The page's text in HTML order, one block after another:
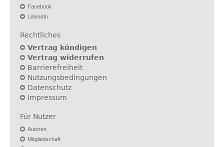
Facebook
LinkedIn
Rechtliches
Vertrag kündigen
Vertrag widerrufen
Barrierefreiheit
Nutzungsbedingungen
Datenschutz
Impressum
Für Nutzer
Autoren
Mitgliedschaft